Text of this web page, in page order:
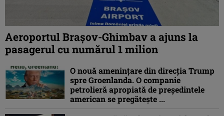
Aeroportul Brașov-Ghimbav a ajuns la
pasagerul cu numărul 1 milion
O nouă amenințare din direcția Trump
spre Groenlanda. O companie
petrolieră apropiată de președintele
american se pregătește ...